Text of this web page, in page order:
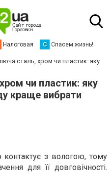
Налоговая С Спасем жизнь!
сталь, хром чи пластик: яку
чи пластик: яку
краще вибрати
контактує з вологою, тому
для її довговічності.